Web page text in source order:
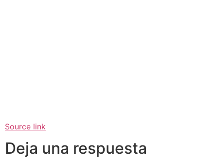
Source link
Deja una respuesta